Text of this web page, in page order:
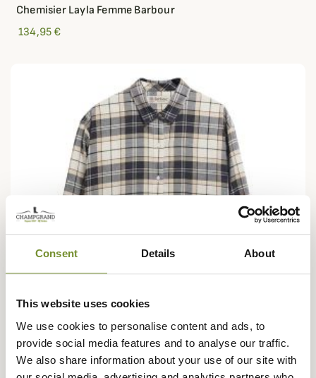
Consent Details About
This website uses cookies
We use cookies to personalise content and ads, to
provide social media features and to analyse our traffic.
We also share information about your use of our site with
Chemisier Layla Femme Barbour
134,95 €
BARBOUR